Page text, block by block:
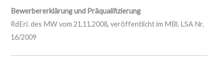
Bewerbererklärung und Präqualifizierung
RdErl. des MW vom 21.11.2008, veröffentlicht im MBl. LSA Nr.
16/2009